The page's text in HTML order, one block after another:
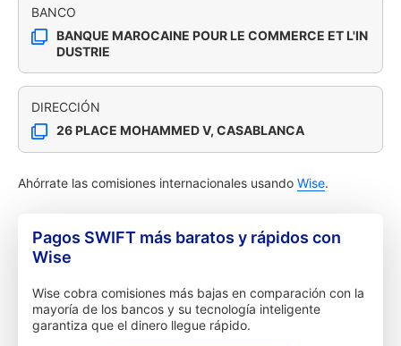
BANCO
BANQUE MAROCAINE POUR LE COMMERCE ET L'IN
DUSTRIE
DIRECCIÓN
26 PLACE MOHAMMED V, CASABLANCA
Ahórrate las comisiones internacionales usando Wise.
Pagos SWIFT más baratos y rápidos con
Wise
Wise cobra comisiones más bajas en comparación con la
mayoría de los bancos y su tecnología inteligente
garantiza que el dinero llegue rápido.